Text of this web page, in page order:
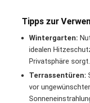
Tipps zur
Wintergarten:
idealen
Privatsphäre sorgt.
Terrassentüren:
vor